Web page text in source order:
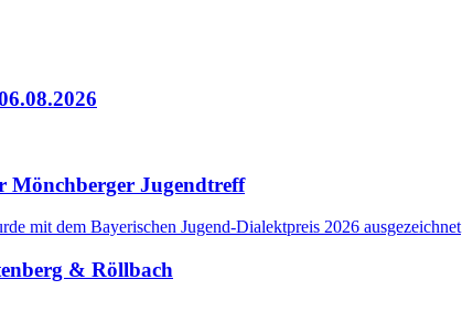
Mönchberger Jugendtreff
mit dem Bayerischen Jugend-Dialektpreis 2026 ausgezeichnet
& Röllbach